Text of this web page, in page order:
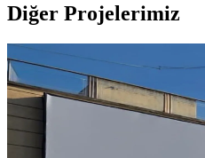
Diğer Projelerimiz